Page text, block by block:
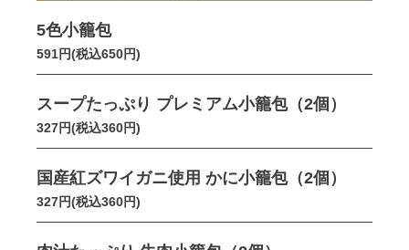
5色小籠包
591円(税込650円)
スープたっぷり プレミアム小籠包（2個）
327円(税込360円)
国産紅ズワイガニ使用 かに小籠包（2個）
327円(税込360円)